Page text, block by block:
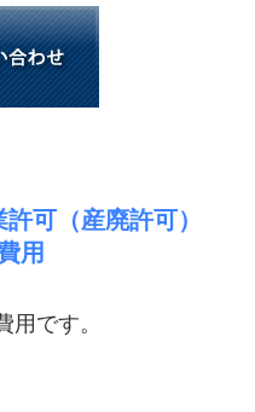
可（産廃許可）
用
です。